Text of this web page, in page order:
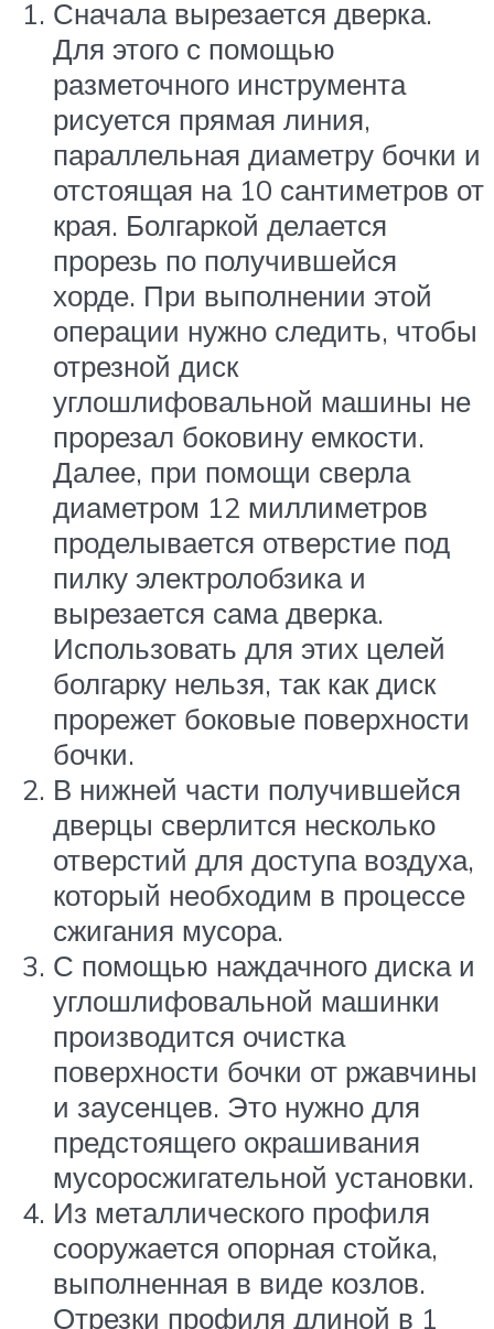
Сначала вырезается дверка.
Для этого с помощью
разметочного инструмента
рисуется прямая линия,
параллельная диаметру бочки и
отстоящая на 10 сантиметров от
края. Болгаркой делается
прорезь по получившейся
хорде. При выполнении этой
операции нужно следить, чтобы
отрезной диск
углошлифовальной машины не
прорезал боковину емкости.
Далее, при помощи сверла
диаметром 12 миллиметров
проделывается отверстие под
пилку электролобзика и
вырезается сама дверка.
Использовать для этих целей
болгарку нельзя, так как диск
прорежет боковые поверхности
бочки.
В нижней части получившейся
дверцы сверлится несколько
отверстий для доступа воздуха,
который необходим в процессе
сжигания мусора.
С помощью наждачного диска и
углошлифовальной машинки
производится очистка
поверхности бочки от ржавчины
и заусенцев. Это нужно для
предстоящего окрашивания
мусоросжигательной установки.
Из металлического профиля
сооружается опорная стойка,
выполненная в виде козлов.
Отрезки профиля длиной в 1